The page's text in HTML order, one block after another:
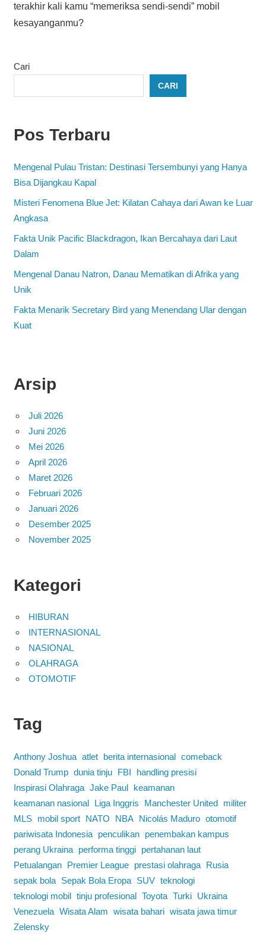
terakhir kali kamu “memeriksa sendi-sendi” mobil
kesayanganmu?
Cari
CARI
Pos Terbaru
Mengenal Pulau Tristan: Destinasi Tersembunyi yang Hanya
Bisa Dijangkau Kapal
Misteri Fenomena Blue Jet: Kilatan Cahaya dari Awan ke Luar
Angkasa
Fakta Unik Pacific Blackdragon, Ikan Bercahaya dari Laut
Dalam
Mengenal Danau Natron, Danau Mematikan di Afrika yang
Unik
Fakta Menarik Secretary Bird yang Menendang Ular dengan
Kuat
Arsip
Juli 2026
Juni 2026
Mei 2026
April 2026
Maret 2026
Februari 2026
Januari 2026
Desember 2025
November 2025
Kategori
HIBURAN
INTERNASIONAL
NASIONAL
OLAHRAGA
OTOMOTIF
Tag
Anthony Joshua atlet berita internasional comeback
Donald Trump dunia tinju FBI
handling presisi
Inspirasi Olahraga Jake Paul
keamanan
keamanan nasional
Liga Inggris Manchester United
militer
MLS
mobil sport NATO NBA Nicolás Maduro otomotif
pariwisata Indonesia
penculikan
penembakan kampus
perang Ukraina
performa tinggi
pertahanan laut
Petualangan
Premier League prestasi olahraga
Rusia
sepak bola
Sepak Bola Eropa SUV teknologi
teknologi mobil tinju profesional Toyota Turki
Ukraina
Venezuela Wisata Alam wisata bahari wisata jawa timur
Zelensky